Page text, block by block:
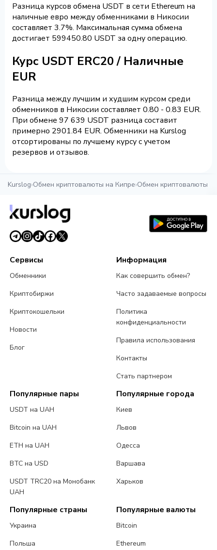
Разница курсов обмена USDT в сети Ethereum на
наличные евро между обменниками в Никосии
составляет 3.7%. Максимальная сумма обмена
достигает 599450.80 USDT за одну операцию.
Курс USDT ERC20 / Наличные
EUR
Разница между лучшим и худшим курсом среди
обменников в Никосии составляет 0.80 - 0.83 EUR.
При обмене 97 639 USDT разница составит
примерно 2901.84 EUR. Обменники на Kurslog
отсортированы по лучшему курсу с учетом
резервов и отзывов.
Kurslog›Обмен криптовалюты на Кипре›Обмен криптовалюты в
Сервисы
Обменники
Криптобиржи
Криптокошельки
Новости
Блог
Информация
Как совершить обмен?
Часто задаваемые вопросы
Политика
конфиденциальности
Правила использования
Контакты
Стать партнером
Популярные пары
USDT на UAH
Bitcoin на UAH
ETH на UAH
BTC на USD
USDT TRC20 на Монобанк
UAH
Популярные города
Киев
Львов
Одесса
Варшава
Харьков
Популярные страны
Украина
Польша
Популярные валюты
Bitcoin
Ethereum